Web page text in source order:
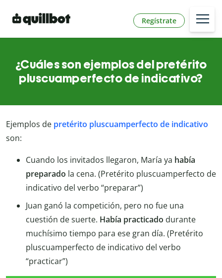
Regístrate
¿Cuáles son ejemplos del pretérito
pluscuamperfecto de indicativo?
Ejemplos de pretérito pluscuamperfecto de indicativo
son:
Cuando los invitados llegaron, María ya había
preparado la cena. (Pretérito pluscuamperfecto de
indicativo del verbo “preparar”)
Juan ganó la competición, pero no fue una
cuestión de suerte. Había practicado durante
muchísimo tiempo para ese gran día. (Pretérito
pluscuamperfecto de indicativo del verbo
“practicar”)